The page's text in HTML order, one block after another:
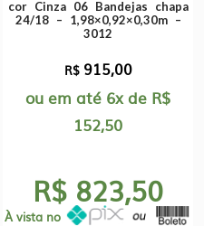
cor Cinza 06 Bandejas chapa
24/18 – 1,98×0,92×0,30m –
3012
R$ 915,00
ou em até 6x de R$
152,50
R$ 823,50
À vista no